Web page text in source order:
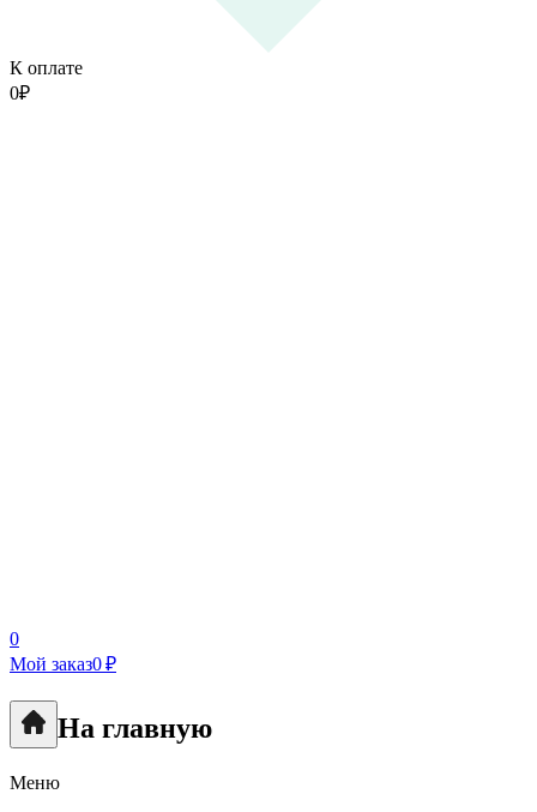
К оплате
0₽
0
Мой заказ0 ₽
На главную
Меню